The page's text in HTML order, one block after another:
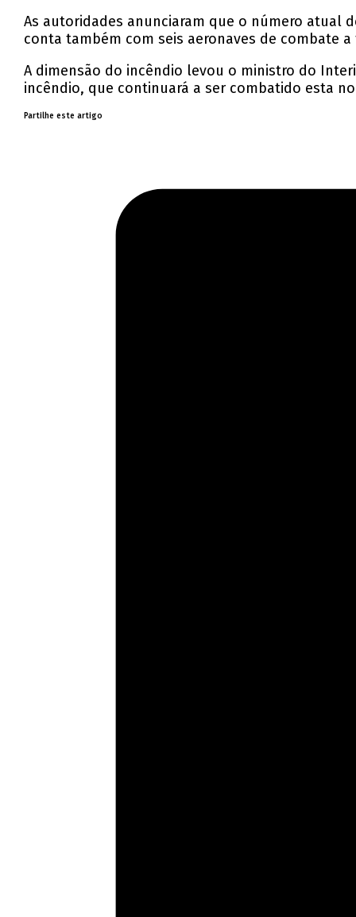
As autoridades anunciaram que o número atual
conta também com seis aeronaves de combate
A dimensão do incêndio levou o ministro do
incêndio, que continuará a ser combatido esta
Partilhe este artigo